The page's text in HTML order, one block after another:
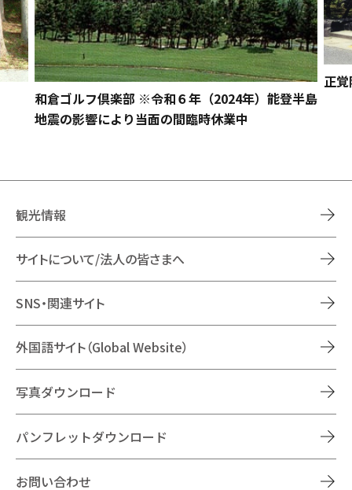
和倉ゴルフ倶楽部 ※令和６年（2024年）能登半島
地震の影響により当面の間臨時休業中
正
観光情報
サイトについて/法人の皆さまへ
SNS・関連サイト
外国語サイト（Global Website）
写真ダウンロード
パンフレットダウンロード
お問い合わせ